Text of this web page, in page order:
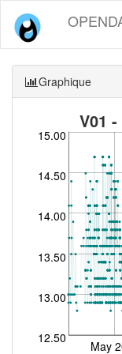
Graphique
V01
12.50
13.00
13.50
14.00
14.50
15.00
May